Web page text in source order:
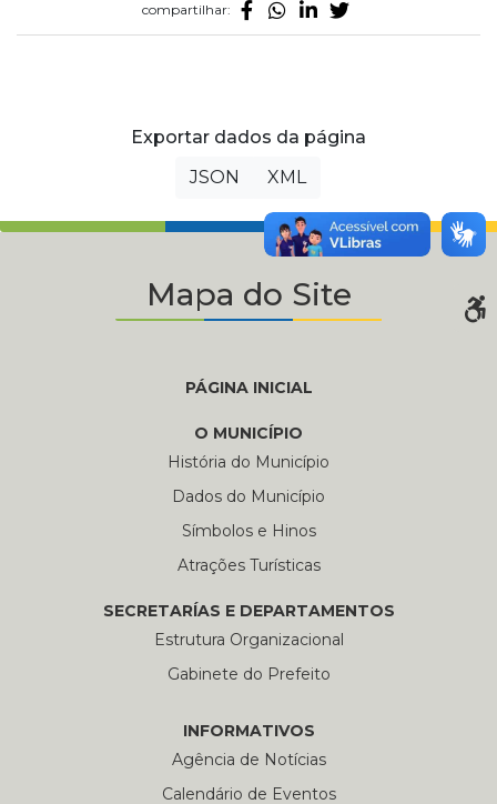
compartilhar:
Exportar dados da página
JSON
XML
Mapa do Site
PÁGINA INICIAL
O MUNICÍPIO
História do Município
Dados do Município
Símbolos e Hinos
Atrações Turísticas
SECRETARÍAS E DEPARTAMENTOS
Estrutura Organizacional
Gabinete do Prefeito
INFORMATIVOS
Agência de Notícias
Calendário de Eventos